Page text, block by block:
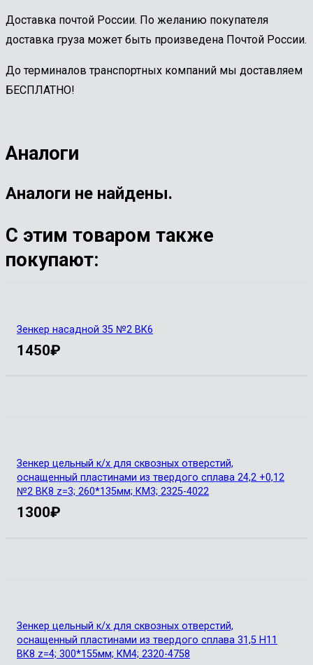
Доставка почтой России. По желанию покупателя
доставка груза может быть произведена Почтой России.
До терминалов транспортных компаний мы доставляем
БЕСПЛАТНО!
Аналоги
Аналоги не найдены.
С этим товаром также
покупают:
Зенкер насадной 35 №2 ВК6
1450₽
Зенкер цельный к/х для сквозных отверстий,
оснащенный пластинами из твердого сплава 24,2 +0,12
№2 ВК8 z=3; 260*135мм; КМ3; 2325-4022
1300₽
Зенкер цельный к/х для сквозных отверстий,
оснащенный пластинами из твердого сплава 31,5 Н11
ВК8 z=4; 300*155мм; КМ4; 2320-4758